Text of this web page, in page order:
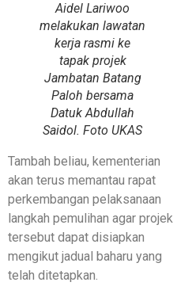
Aidel Lariwoo
melakukan lawatan
kerja rasmi ke
tapak projek
Jambatan Batang
Paloh bersama
Datuk Abdullah
Saidol. Foto UKAS
Tambah beliau, kementerian
akan terus memantau rapat
perkembangan pelaksanaan
langkah pemulihan agar projek
tersebut dapat disiapkan
mengikut jadual baharu yang
telah ditetapkan.